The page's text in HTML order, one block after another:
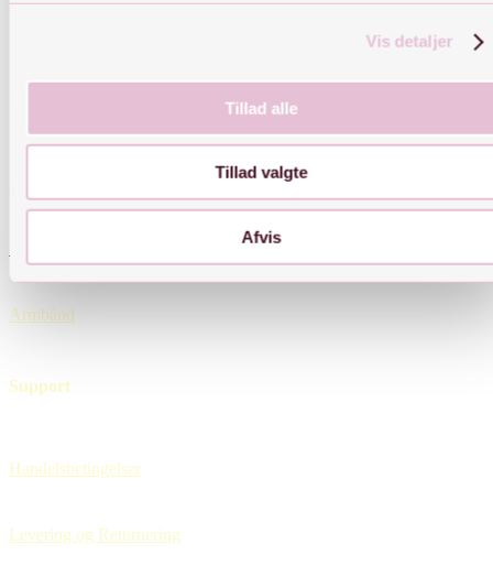
Vis detaljer
Tillad alle
Tillad valgte
Afvis
Armbånd
Support
Handelsbetingelser
Levering og Returnering